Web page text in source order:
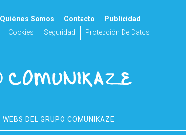
Quiénes Somos Contacto
Publicidad
Cookies Seguridad Protección De Datos
WEBS DEL GRUPO COMUNIKAZE